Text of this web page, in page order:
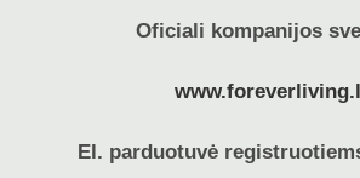
Oficiali kompanijos
El. parduotuvė